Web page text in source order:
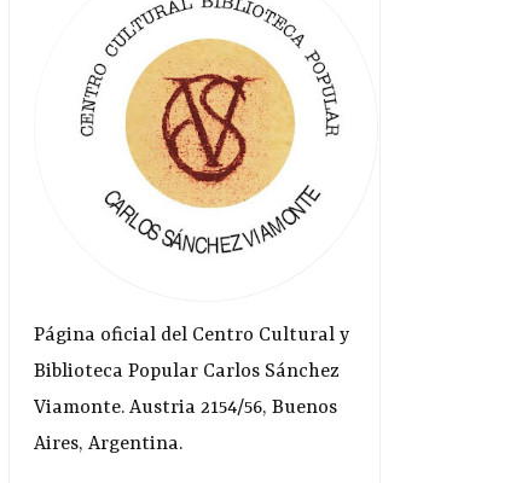
Página oficial del Centro Cultural y
Biblioteca Popular Carlos Sánchez
Viamonte. Austria 2154/56, Buenos
Aires, Argentina.